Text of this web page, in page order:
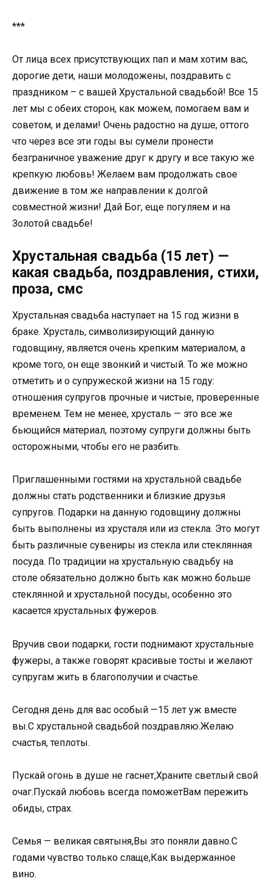
***
От лица всех присутствующих пап и мам хотим вас,
дорогие дети, наши молодожены, поздравить с
праздником – с вашей Хрустальной свадьбой! Все 15
лет мы с обеих сторон, как можем, помогаем вам и
советом, и делами! Очень радостно на душе, оттого
что через все эти годы вы сумели пронести
безграничное уважение друг к другу и все такую же
крепкую любовь! Желаем вам продолжать свое
движение в том же направлении к долгой
совместной жизни! Дай Бог, еще погуляем и на
Золотой свадьбе!
Хрустальная свадьба (15 лет) —
какая свадьба, поздравления, стихи,
проза, смс
Хрустальная свадьба наступает на 15 год жизни в
браке. Хрусталь, символизирующий данную
годовщину, является очень крепким материалом, а
кроме того, он еще звонкий и чистый. То же можно
отметить и о супружеской жизни на 15 году:
отношения супругов прочные и чистые, проверенные
временем. Тем не менее, хрусталь — это все же
бьющийся материал, поэтому супруги должны быть
осторожными, чтобы его не разбить.
Приглашенными гостями на хрустальной свадьбе
должны стать родственники и близкие друзья
супругов. Подарки на данную годовщину должны
быть выполнены из хрусталя или из стекла. Это могут
быть различные сувениры из стекла или стеклянная
посуда. По традиции на хрустальную свадьбу на
столе обязательно должно быть как можно больше
стеклянной и хрустальной посуды, особенно это
касается хрустальных фужеров.
Вручив свои подарки, гости поднимают хрустальные
фужеры, а также говорят красивые тосты и желают
супругам жить в благополучии и счастье.
Сегодня день для вас особый —15 лет уж вместе
вы.С хрустальной свадьбой поздравляю.Желаю
счастья, теплоты.
Пускай огонь в душе не гаснет,Храните светлый свой
очаг.Пускай любовь всегда поможетВам пережить
обиды, страх.
Семья — великая святыня,Вы это поняли давно.С
годами чувство только слаще,Как выдержанное
вино.